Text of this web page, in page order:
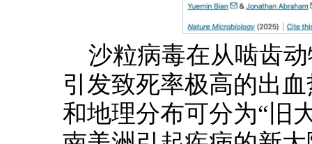
沙粒病毒在从啮齿
引发致死率极高的出
和地理分布可分为“旧